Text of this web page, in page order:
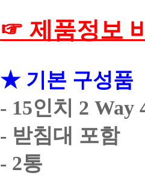
☞ 제품정보
★ 기본 구성품
- 15인치 2 Way
- 받침대 포함
- 2통